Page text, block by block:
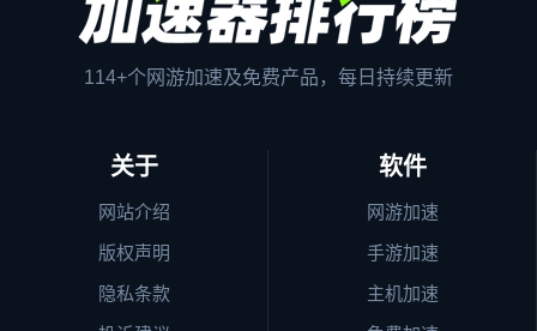
114+个网游加速及免费产品，每日持续更新
关于
网站介绍
版权声明
隐私条款
软件
网游加速
手游加速
主机加速